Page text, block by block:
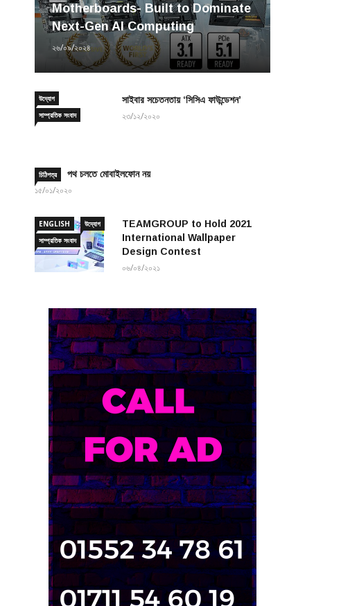
Motherboards- Built to Dominate
Next-Gen AI Computing
২৬/০৯/২০২৪
উদ্যোগ
সাম্প্রতিক সংবাদ
সাইবার সচেতনতায় ‘সিসিএ ফাউন্ডেশন’
২৩/১২/২০২০
চিঠিপত্র পথ চলতে মোবাইলফোন নয়
১৫/০১/২০২০
ENGLISH
উদ্যোগ
সাম্প্রতিক সংবাদ
TEAMGROUP to Hold 2021
International Wallpaper
Design Contest
০৬/০৪/২০২১